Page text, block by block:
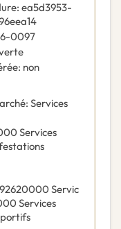
: ea5d3953-
0097
: non
: Services
Services
92620000 Servic
Services